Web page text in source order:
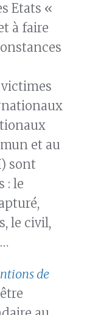
Etats «
à faire
et au
sont
: le
le civil,
de